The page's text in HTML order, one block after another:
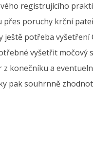
registrujícího
přes poruchy krční
ještě potřeba vyšetření
vyšetřit močový
konečníku a
pak souhrnně